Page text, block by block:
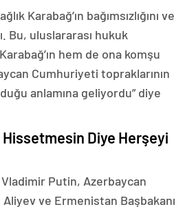
Karabağ’ın bağımsızlığını ve
Bu, uluslararası hukuk
hem de ona komşu
Cumhuriyeti topraklarının
anlamına geliyordu” diye
Hissetmesin Diye Herşeyi
Vladimir Putin, Azerbaycan
ve Ermenistan Başbakanı